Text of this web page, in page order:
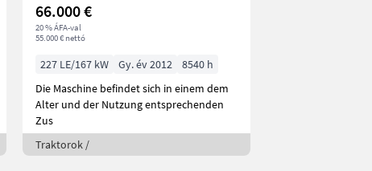
66.000 €
20 % ÁFA-val
55.000 € nettó
227 LE/167 kW Gy. év 2012
8540 h
Die Maschine befindet sich in einem dem
Alter und der Nutzung entsprechenden
Zus
Traktorok /